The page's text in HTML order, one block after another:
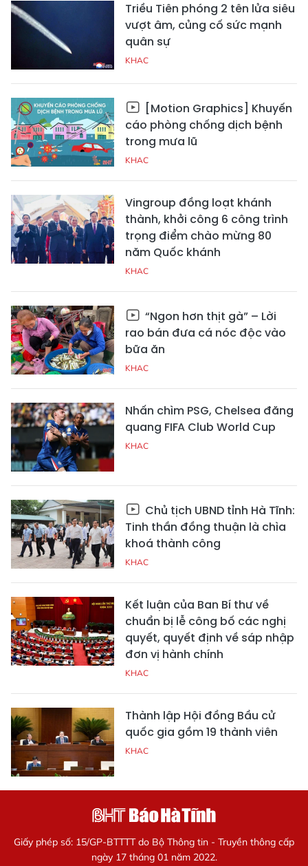
Triều Tiên phóng 2 tên lửa siêu
vượt âm, củng cố sức mạnh
quân sự
KHAC
[Motion Graphics] Khuyến
cáo phòng chống dịch bệnh
trong mưa lũ
KHAC
Vingroup đồng loạt khánh
thành, khởi công 6 công trình
trọng điểm chào mừng 80
năm Quốc khánh
KHAC
“Ngon hơn thịt gà” – Lời
rao bán đưa cá nóc độc vào
bữa ăn
KHAC
Nhấn chìm PSG, Chelsea đăng
quang FIFA Club World Cup
KHAC
Chủ tịch UBND tỉnh Hà Tĩnh:
Tinh thần đồng thuận là chìa
khoá thành công
KHAC
Kết luận của Ban Bí thư về
chuẩn bị lễ công bố các nghị
quyết, quyết định về sáp nhập
đơn vị hành chính
KHAC
Thành lập Hội đồng Bầu cử
quốc gia gồm 19 thành viên
KHAC
Giấy phép số: 15/GP-BTTTT do Bộ Thông tin - Truyền thông cấp
ngày 17 tháng 01 năm 2022.